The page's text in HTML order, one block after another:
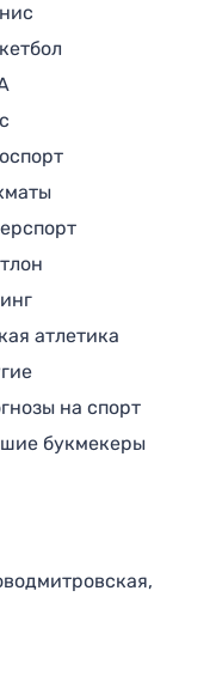
атлетика
на спорт
букмекеры